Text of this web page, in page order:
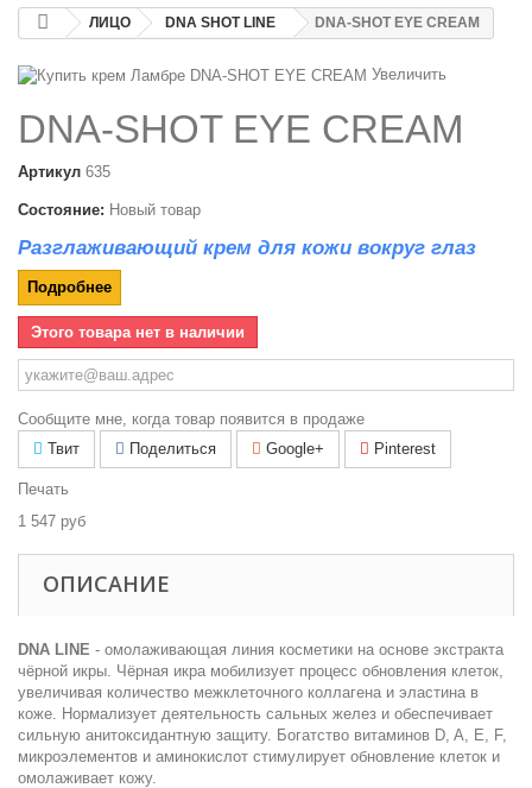
ЛИЦО DNA SHOT LINE DNA-SHOT EYE CREAM
Увеличить
DNA-SHOT EYE CREAM
Артикул 635
Состояние: Новый товар
Разглаживающий крем для кожи вокруг глаз
Подробнее
Этого товара нет в наличии
Сообщите мне, когда товар появится в продаже
Твит
Поделиться Google+ Pinterest
Печать
1 547 руб
ОПИСАНИЕ
DNA LINE - омолаживающая линия косметики на основе экстракта
чёрной икры. Чёрная икра мобилизует процесс обновления клеток,
увеличивая количество межклеточного коллагена и эластина в
коже. Нормализует деятельность сальных желез и обеспечивает
сильную анитоксидантную защиту. Богатство витаминов D, A, E, F,
микроэлементов и аминокислот стимулирует обновление клеток и
омолаживает кожу.​